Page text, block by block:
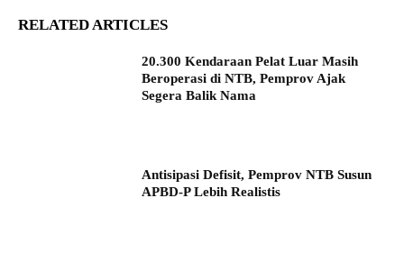
RELATED ARTICLES
20.300 Kendaraan Pelat Luar Masih
Beroperasi di NTB, Pemprov Ajak
Segera Balik Nama
Antisipasi Defisit, Pemprov NTB Susun
APBD-P Lebih Realistis